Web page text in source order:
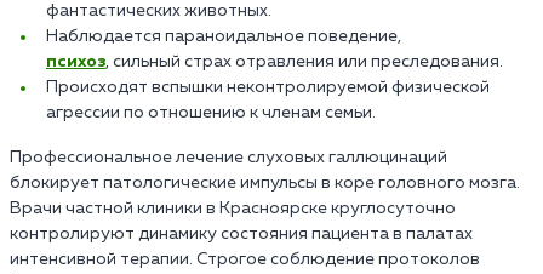
фантастических животных.
Наблюдается параноидальное поведение,
психоз, сильный страх отравления или преследования.
Происходят вспышки неконтролируемой физической
агрессии по отношению к членам семьи.
Профессиональное лечение слуховых галлюцинаций
блокирует патологические импульсы в коре головного мозга.
Врачи частной клиники в Красноярске круглосуточно
контролируют динамику состояния пациента в палатах
интенсивной терапии. Строгое соблюдение протоколов